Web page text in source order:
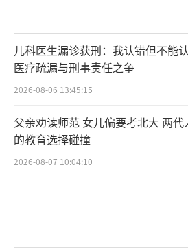
儿科医生漏诊获刑：我认错但不能
医疗疏漏与刑事责任之争
2026-08-06 13:45:15
父亲劝读师范 女儿偏要考北大 两代
的教育选择碰撞
2026-08-07 10:04:10